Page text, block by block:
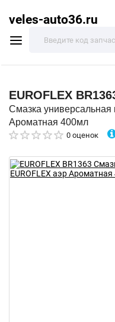
veles-auto36.ru
EUROFLEX
Смазка универсальная
Ароматная 400мл
0 оценок